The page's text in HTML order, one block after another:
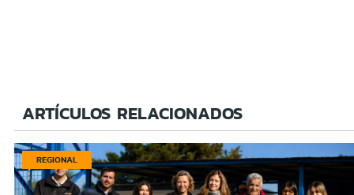
ARTÍCULOS RELACIONADOS
REGIONAL